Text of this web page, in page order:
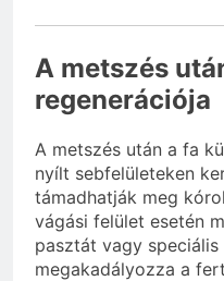
A metszés
regenerációja
A metszés után a fa
nyílt sebfelületeken
támadhatják meg
vágási felület esetén
pasztát vagy
megakadályozza a